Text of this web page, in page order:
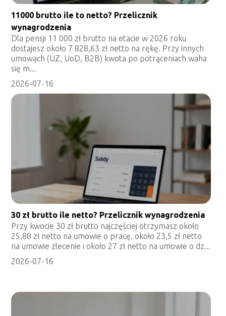
11000 brutto ile to netto? Przelicznik
wynagrodzenia
Dla pensji 11 000 zł brutto na etacie w 2026 roku
dostajesz około 7 828,63 zł netto na rękę. Przy innych
umowach (UZ, UoD, B2B) kwota po potrąceniach waha
się m...
2026-07-16
30 zł brutto ile netto? Przelicznik wynagrodzenia
Przy kwocie 30 zł brutto najczęściej otrzymasz około
25,88 zł netto na umowie o pracę, około 23,5 zł netto
na umowie zlecenie i około 27 zł netto na umowie o dz...
2026-07-16